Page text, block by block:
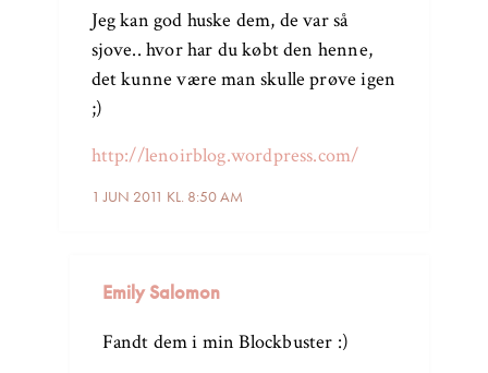
1 JUN 2011 KL. 8:50 AM
Jeg kan god huske dem, de var så
sjove.. hvor har du købt den henne,
det kunne være man skulle prøve igen
;)
http://lenoirblog.wordpress.com/
Emily Salomon
Fandt dem i min Blockbuster :)